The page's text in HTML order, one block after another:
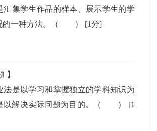
汇集学生作品的样本、展示学生的学
的一种方法。（ ） [1分]
】
法是以学习和掌握独立的学科知识为
以解决实际问题为目的。（ ） [1